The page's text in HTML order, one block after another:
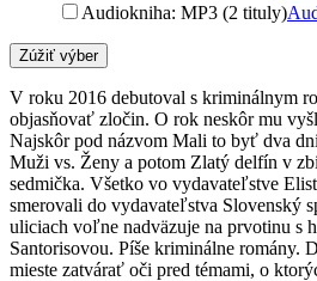
Audiokniha: MP3 (2 tituly)
Zúžiť výber
V roku 2016 debutoval s kriminálnym
objasňovať zločin. O rok neskôr mu
Najskôr pod názvom Mali to byť dva
Muži vs. Ženy a potom Zlatý delfín v
sedmička. Všetko vo vydavateľstve
smerovali do vydavateľstva Slovenský
uliciach voľne nadväzuje na prvotinu s
Santorisovou. Píše kriminálne romány.
mieste zatvárať oči pred témami, o